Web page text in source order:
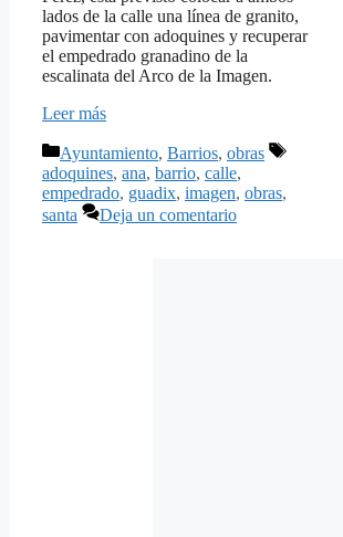
lados de la calle una línea de granito,
pavimentar con adoquines y recuperar
el empedrado granadino de la
escalinata del Arco de la Imagen.
Leer más
Categorías
Ayuntamiento, Barrios, obras
Etiquetas
adoquines, ana, barrio, calle,
empedrado, guadix, imagen, obras,
santa
Deja un comentario